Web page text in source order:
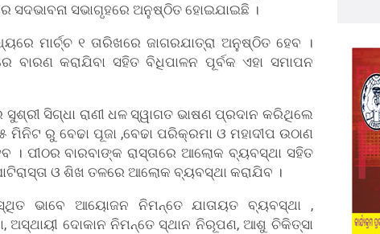
ସଦଭାବନା ସଭାଗୃହରେ ଅନୁଷ୍ଠିତ ହୋଇଯାଇଛି ।
ମାର୍ଚ୍ଚ ୧ ତାରିଖରେ ଜାଗରଯାତ୍ରା ଅନୁଷ୍ଠିତ ହେବ ।
ବାରଣ କରାଯିବା ସହିତ ବିଧିପାଳନ ପୂର୍ବକ ଏହା ସମାପନ
ସୁଶ୍ରୀ ସିଗ୍ଧା ରାଣୀ ଧଳ ସ୍ୱାଗତ ଭାଷଣ ପ୍ରଦାନ କରିଥିଲେ
ମିନିଟ ରୁ ବେଢା ପୂଜା ,ବେଢା ପରିକ୍ରମା ଓ ମହାଦୀପ ଉଠାଣ
। ପୀଠର ବାରବାଙ୍କ ରାସ୍ତାରେ ଆଲୋକ ବ୍ୟବସ୍ଥା ସହିତ
ଓ ଶିଖ ତଳରେ ଆଲୋକ ବ୍ୟବସ୍ଥା କରାଯିବ ।
ଭାବେ ଆୟୋଜନ ନିମନ୍ତେ ଯାତାୟତ ବ୍ୟବସ୍ଥା ,
ଅସ୍ଥାୟୀ ଦୋକାନ ନିମନ୍ତେ ସ୍ଥାନ ନିରୂପଣ, ଆଶୁ ଚିକିତ୍ସା